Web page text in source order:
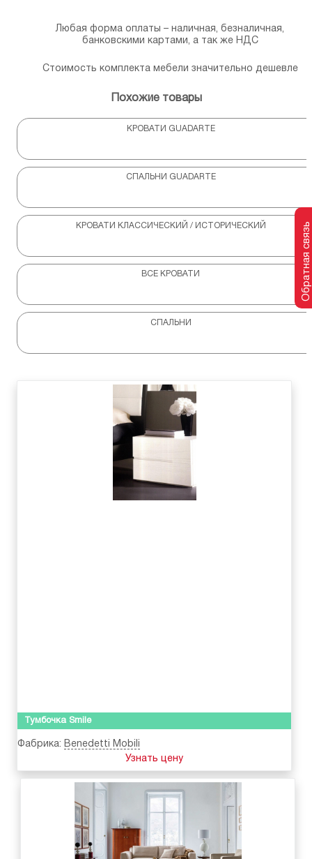
Любая форма оплаты – наличная, безналичная,
банковскими картами, а так же НДС
Стоимость комплекта мебели значительно дешевле
Похожие товары
КРОВАТИ GUADARTE
СПАЛЬНИ GUADARTE
КРОВАТИ КЛАССИЧЕСКИЙ / ИСТОРИЧЕСКИЙ
ВСЕ КРОВАТИ
СПАЛЬНИ
Тумбочка Smile
Фабрика: Benedetti Mobili
Узнать цену
Обратная связь